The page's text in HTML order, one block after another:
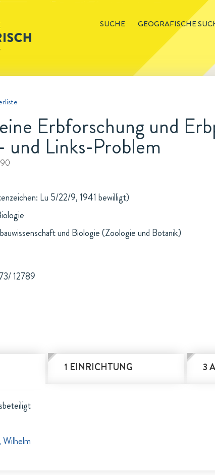
SUCHE GEOGRAFISCHE
Erbforschung und
und Links-Problem
Lu 5/22/9, 1941 bewilligt)
und Biologie (Zoologie und Botanik)
12789
1 EINRICHTUNG 3
Wilhelm